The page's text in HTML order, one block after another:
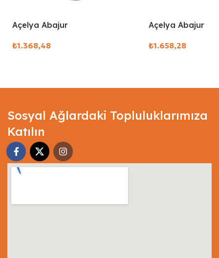
Açelya Abajur
₺
Açelya Abajur
₺
Sosyal Ağlardaki Topluluklarımıza
Katılın